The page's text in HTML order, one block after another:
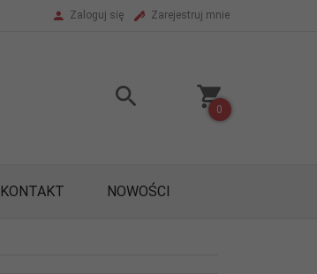
Zaloguj się Zarejestruj mnie
0
KONTAKT NOWOŚCI